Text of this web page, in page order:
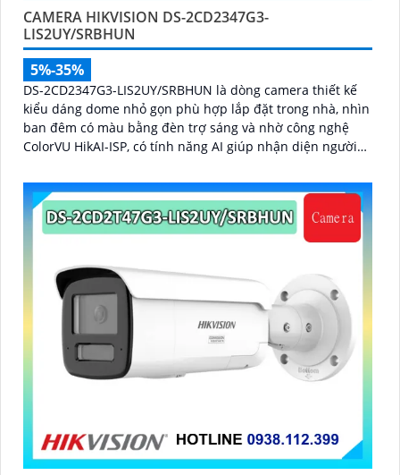
CAMERA HIKVISION DS-2CD2347G3-
LIS2UY/SRBHUN
5%-35%
DS-2CD2347G3-LIS2UY/SRBHUN là dòng camera thiết kế
kiểu dáng dome nhỏ gọn phù hợp lắp đặt trong nhà, nhìn
ban đêm có màu bằng đèn trợ sáng và nhờ công nghệ
ColorVU HikAI-ISP, có tính năng AI giúp nhận diện người